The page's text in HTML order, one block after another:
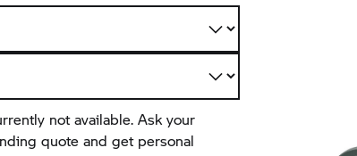
not available. Ask your
quote and get personal